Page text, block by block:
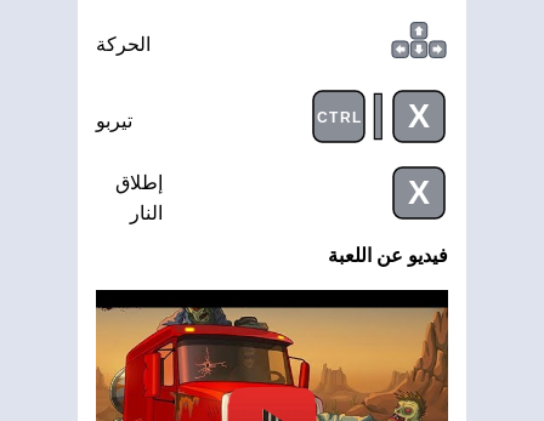
الحركة
X
|
CTRL تيربو
X
إطلاق
النار
فيديو عن اللعبة